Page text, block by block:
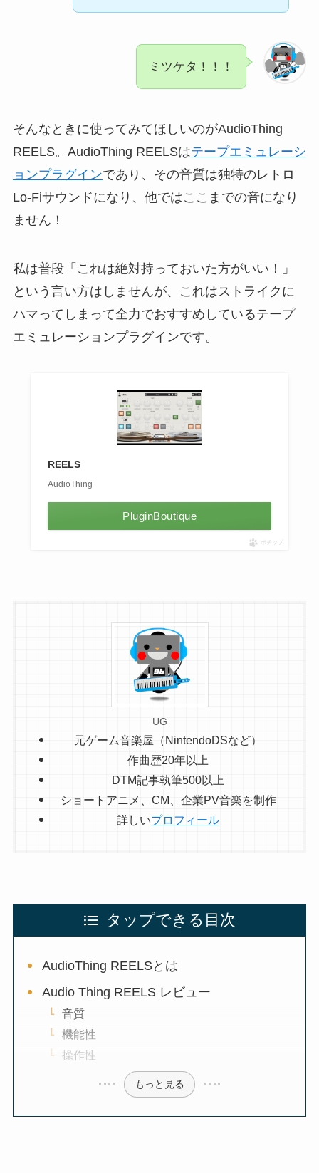
ミツケタ！！！
そんなときに使ってみてほしいのがAudioThing
REELS。AudioThing REELSはテープエミュレーシ
ョンプラグインであり、その音質は独特のレトロ
Lo-Fiサウンドになり、他ではここまでの音になり
ません！
私は普段「これは絶対持っておいた方がいい！」
という言い方はしませんが、これはストライクに
ハマってしまって全力でおすすめしているテープ
エミュレーションプラグインです。
REELS
AudioThing
PluginBoutique
ポチップ
UG
元ゲーム音楽屋（NintendoDSなど）
作曲歴20年以上
DTM記事執筆500以上
ショートアニメ、CM、企業PV音楽を制作
詳しいプロフィール
タップできる目次
AudioThing REELSとは
Audio Thing REELS レビュー
音質
機能性
操作性
もっと見る